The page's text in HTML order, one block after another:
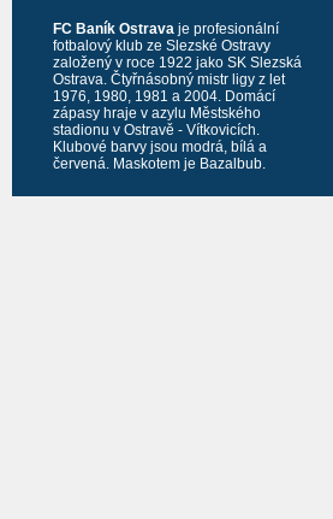
FC Baník Ostrava je profesionální
fotbalový klub ze Slezské Ostravy
založený v roce 1922 jako SK Slezská
Ostrava. Čtyřnásobný mistr ligy z let
1976, 1980, 1981 a 2004. Domácí
zápasy hraje v azylu Městského
stadionu v Ostravě - Vítkovicích.
Klubové barvy jsou modrá, bílá a
červená. Maskotem je Bazalbub.